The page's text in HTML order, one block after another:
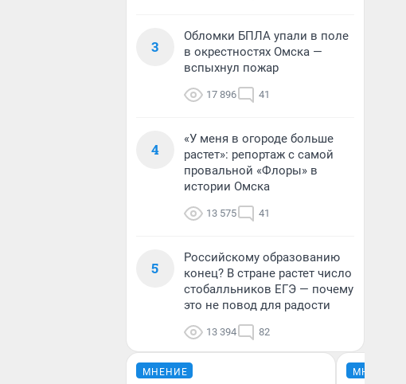
3
Обломки БПЛА упали в поле
в окрестностях Омска —
вспыхнул пожар
17 896 41
4
«У меня в огороде больше
растет»: репортаж с самой
провальной «Флоры» в
истории Омска
13 575 41
5
Российскому образованию
конец? В стране растет число
стобалльников ЕГЭ — почему
это не повод для радости
13 394 82
МНЕНИЕ МНЕНИЕ